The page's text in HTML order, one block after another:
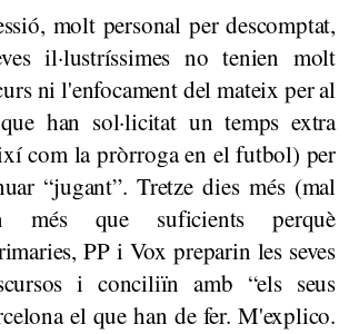
molt personal per descomptat,
il·lustríssimes no tenien molt
ni l'enfocament del mateix per al
han sol·licitat un temps extra
com la pròrroga en el futbol) per
“jugant”. Tretze dies més (mal
més que suficients perquè
PP i Vox preparin les seves
i conciliïn amb “els seus
el que han de fer. M'explico.